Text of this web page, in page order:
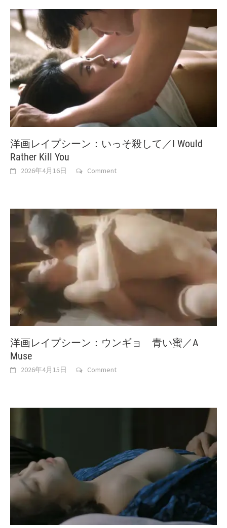
洋画レイプシーン：いっそ殺して／I Would
Rather Kill You
2026年4月16日 Comment
洋画レイプシーン：ウンギョ 青い蜜／A
Muse
2026年4月15日 Comment